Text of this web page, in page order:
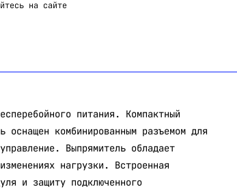
на сайте
питания. Компактный
комбинированным разъемом для
Выпрямитель обладает
нагрузки. Встроенная
и защиту подключенного